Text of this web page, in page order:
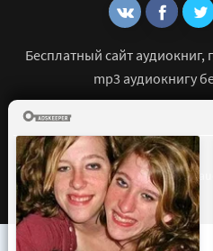
Бесплатный сайт
mp3 аудиокнигу
© 2021 - 2026 mp3-knigi-